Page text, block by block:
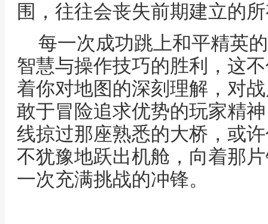
围，往往会丧失前期建立的
每一次成功跳上和平精英
智慧与操作技巧的胜利，这
着你对地图的深刻理解，对
敢于冒险追求优势的玩家精
线掠过那座熟悉的大桥，或
不犹豫地跃出机舱，向着那
一次充满挑战的冲锋。